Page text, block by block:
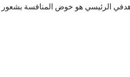
الرئيسي هو خوض المنافسة بشعور